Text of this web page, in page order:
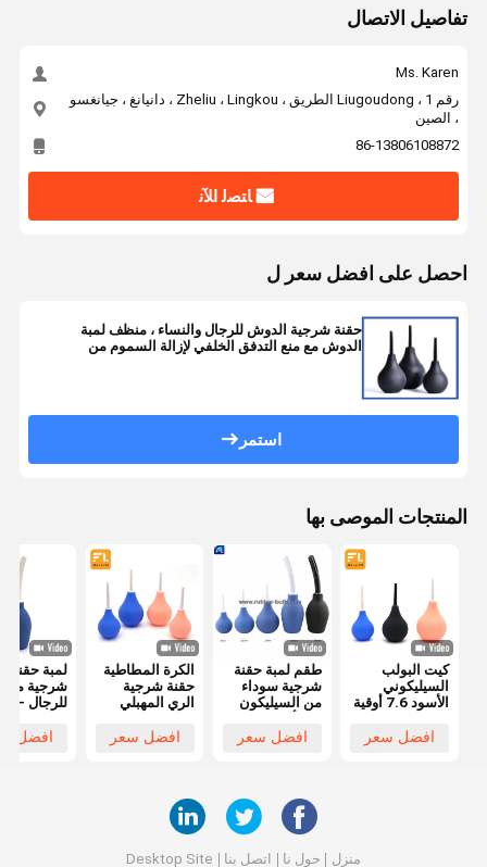
تفاصيل الاتصال
Ms. Karen
رقم 1 ، Liugoudong الطريق ، Zheliu ، Lingkou ، دانيانغ ، جيانغسو
، الصين
86-13806108872
ﺎﺘﺼﻟ ﺍﻶﻧ
احصل على افضل سعر ل
حقنة شرجية الدوش للرجال والنساء ، منظف لمبة
الدوش مع منع التدفق الخلفي لإزالة السموم من
استمر
المنتجات الموصى بها
كيت البولب
السيليكوني
الأسود 7.6 أوقية
نظيف مع
افضل سعر
طقم لمبة حقنة
شرجية سوداء
من السيليكون
شرجي نظيف
للرجال والنساء
قابلة للاستبدال
(أسود)
افضل سعر
الكرة المطاطية
حقنة شرجية
الري المهبلي
حقنة شرجية
افضل سعر
لمبة حقنة
شرجية
للرجال -
منظف
افضل
منزل حول نا اتصل بنا Desktop Site